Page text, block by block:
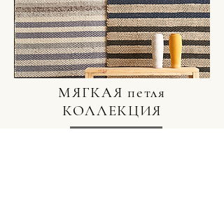
МЯГКАЯ петля
КОЛЛЕКЦИЯ